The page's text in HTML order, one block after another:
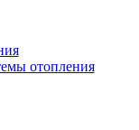
отопления